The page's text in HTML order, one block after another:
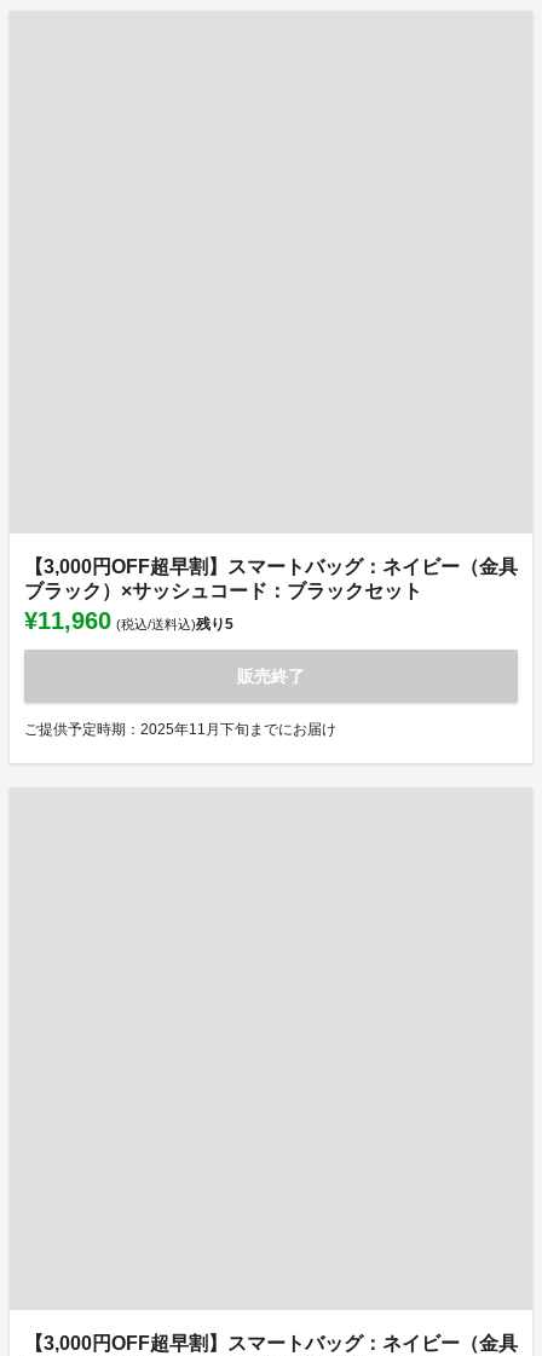
【3,000円OFF超早割】スマートバッグ：ネイビー（金具
ブラック）×サッシュコード：ブラックセット
¥11,960 (税込/送料込)残り5
販売終了
ご提供予定時期：2025年11月下旬までにお届け
【3,000円OFF超早割】スマートバッグ：ネイビー（金具